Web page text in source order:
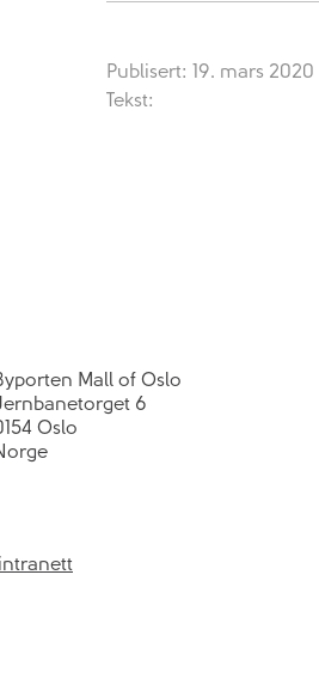
Publisert: 19. mars 2020
Tekst:
Mall of Oslo
6
Oslo